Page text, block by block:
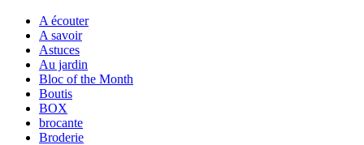
A écouter
A savoir
Astuces
Au jardin
Bloc of the Month
Boutis
BOX
brocante
Broderie